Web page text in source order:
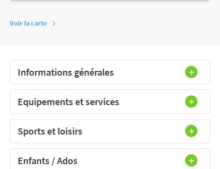
Voir la carte
Informations générales
Equipements et services
Sports et loisirs
Enfants / Ados